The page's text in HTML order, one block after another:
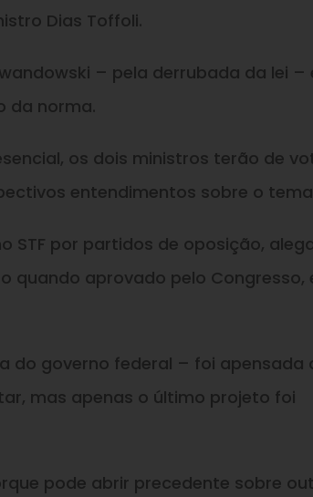
Dias Toffoli.
– pela derrubada da lei –
da norma.
os dois ministros terão de
entendimentos sobre o
STF por partidos de oposição,
quando aprovado pelo Congresso,
do governo federal – foi apensada
mas apenas o último projeto foi
pode abrir precedente sobre